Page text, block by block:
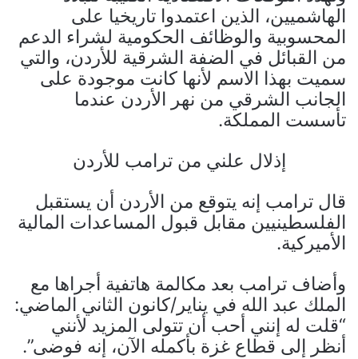
الهاشميين، الذين اعتمدوا تاريخيا على
المحسوبية والوظائف الحكومية لشراء الدعم
من القبائل في الضفة الشرقية للأردن، والتي
سميت بهذا الاسم لأنها كانت موجودة على
الجانب الشرقي من نهر الأردن عندما
تأسست المملكة.
إذلال علني من ترامب للأردن
قال ترامب إنه يتوقع من الأردن أن يستقبل
الفلسطينيين مقابل قبول المساعدات المالية
الأميركية.
وأضاف ترامب بعد مكالمة هاتفية أجراها مع
الملك عبد الله في يناير/كانون الثاني الماضي:
“قلت له إنني أحب أن تتولى المزيد لأنني
أنظر إلى قطاع غزة بأكمله الآن، إنه فوضى”.